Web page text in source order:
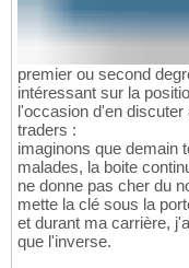
premier ou second
intéressant sur la
l'occasion d'en
traders :
imaginons que demain
malades, la boite
ne donne pas cher du
mette la clé sous la
et durant ma carrière,
que l'inverse.